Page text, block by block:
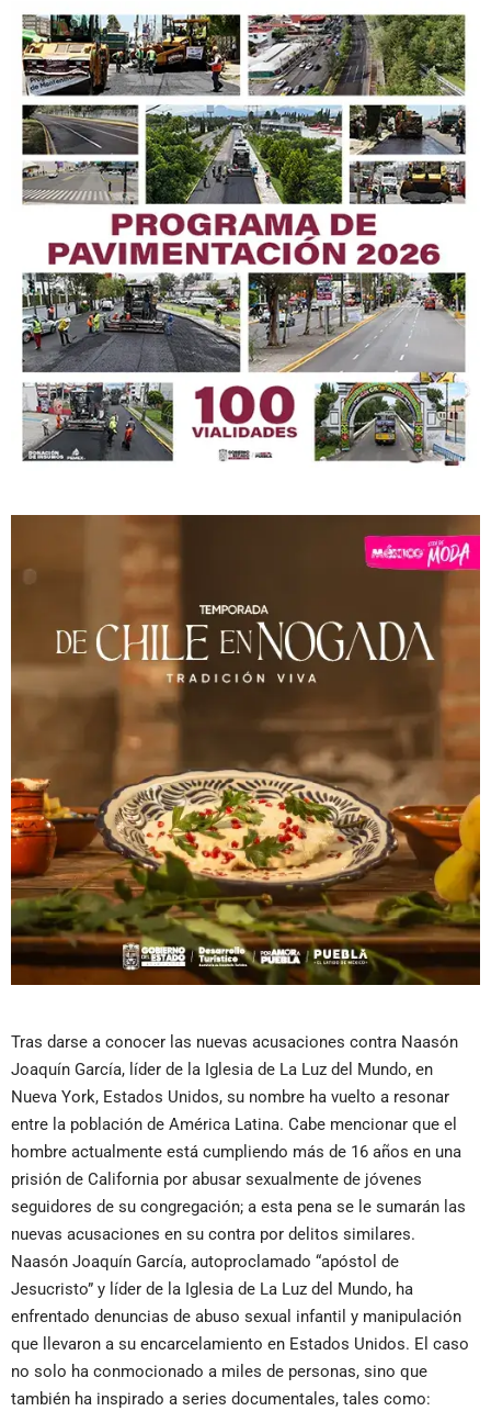
Tras darse a conocer las nuevas acusaciones contra Naasón
Joaquín García, líder de la Iglesia de La Luz del Mundo, en
Nueva York, Estados Unidos, su nombre ha vuelto a resonar
entre la población de América Latina. Cabe mencionar que el
hombre actualmente está cumpliendo más de 16 años en una
prisión de California por abusar sexualmente de jóvenes
seguidores de su congregación; a esta pena se le sumarán las
nuevas acusaciones en su contra por delitos similares.
Naasón Joaquín García, autoproclamado “apóstol de
Jesucristo” y líder de la Iglesia de La Luz del Mundo, ha
enfrentado denuncias de abuso sexual infantil y manipulación
que llevaron a su encarcelamiento en Estados Unidos. El caso
no solo ha conmocionado a miles de personas, sino que
también ha inspirado a series documentales, tales como: